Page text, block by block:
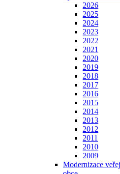
2026
2025
2024
2023
2022
2021
2020
2019
2018
2017
2016
2015
2014
2013
2012
2011
2010
2009
Modernizace